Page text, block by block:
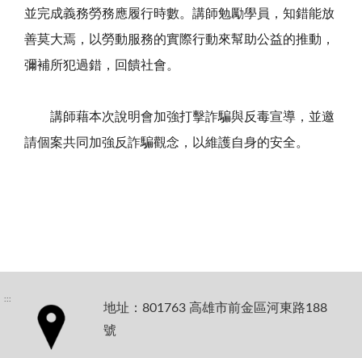
並完成義務勞務應履行時數。講師勉勵學員，知錯能放
善莫大焉，以勞動服務的實際行動來幫助公益的推動，
彌補所犯過錯，回饋社會。
講師藉本次說明會加強打擊詐騙與反毒宣導，並邀
請個案共同加強反詐騙觀念，以維護自身的安全。
:::
地址：801763 高雄市前金區河東路188
號